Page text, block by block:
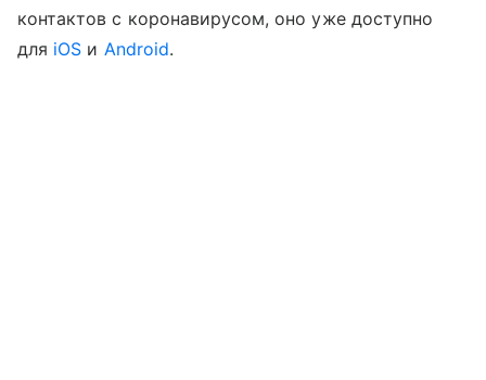
контактов с коронавирусом, оно уже доступно
для iOS и Android.